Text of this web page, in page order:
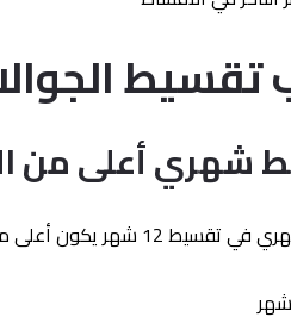
الجوالات
12 شهر يكون أعلى من: